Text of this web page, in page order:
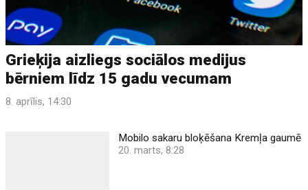
Grieķija aizliegs sociālos medijus
bērniem līdz 15 gadu vecumam
8. aprīlis, 14:30
Mobilo sakaru bloķēšana Kremļa gaumē
20. marts, 8:28